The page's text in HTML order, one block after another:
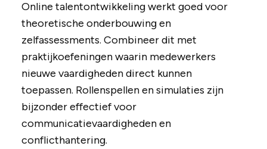
Online talentontwikkeling werkt goed voor
theoretische onderbouwing en
zelfassessments. Combineer dit met
praktijkoefeningen waarin medewerkers
nieuwe vaardigheden direct kunnen
toepassen. Rollenspellen en simulaties zijn
bijzonder effectief voor
communicatievaardigheden en
conflicthantering.